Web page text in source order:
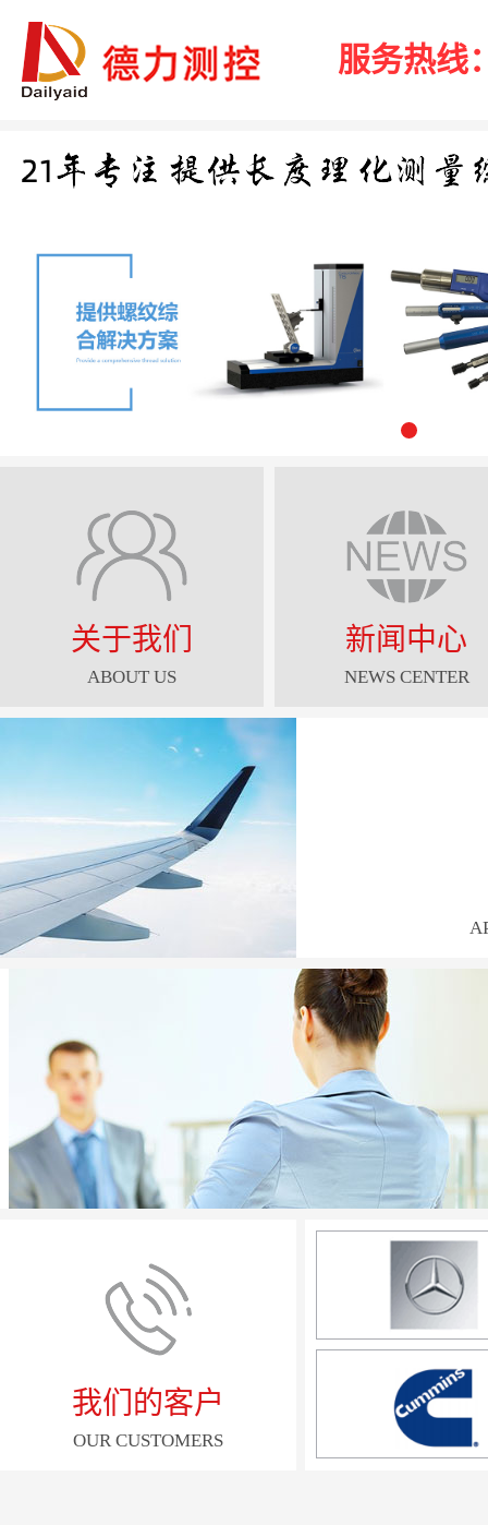
服务热线
关于我们
ABOUT US
新闻中心
NEWS CENTER
我们的客户
OUR CUSTOMERS